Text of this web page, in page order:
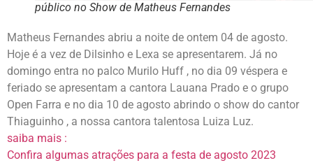
público no Show de Matheus Fernandes
Matheus Fernandes abriu a noite de ontem 04 de agosto.
Hoje é a vez de Dilsinho e Lexa se apresentarem. Já no
domingo entra no palco Murilo Huff , no dia 09 véspera e
feriado se apresentam a cantora Lauana Prado e o grupo
Open Farra e no dia 10 de agosto abrindo o show do cantor
Thiaguinho , a nossa cantora talentosa Luiza Luz.
saiba mais :
Confira algumas atrações para a festa de agosto 2023